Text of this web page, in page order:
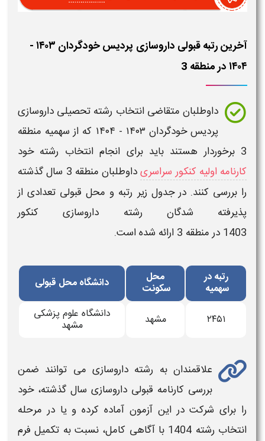
آخرین رتبه قبولی داروسازی پردیس خودگردان ۱۴۰۳ -
۱۴۰۴ در منطقه 3
داوطلبان متقاضی انتخاب رشته تحصیلی داروسازی
پردیس خودگردان ۱۴۰۳ - ۱۴۰۴ که از سهمیه منطقه
3 برخوردار هستند باید برای انجام انتخاب رشته خود
کارنامه اولیه کنکور سراسری
داوطلبان منطقه 3 سال گذشته
را بررسی کنند. در جدول زیر رتبه و محل قبولی تعدادی از
پذیرفته شدگان رشته داروسازی کنکور
1403 در منطقه 3 ارائه شده است.
رتبه در
سهمیه
محل
سکونت دانشگاه محل قبولی
۲۴۵۱ مشهد دانشگاه علوم پزشکی
مشهد
علاقمندان به رشته داروسازی می توانند ضمن
بررسی کارنامه قبولی داروسازی سال گذشته، خود
را برای شرکت در این آزمون آماده کرده و یا در مرحله
انتخاب رشته 1404 با آگاهی کامل، نسبت به تکمیل فرم